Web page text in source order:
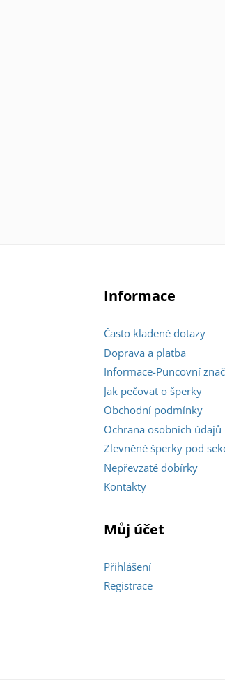
Informace
Často kladené dotazy
Doprava a platba
Informace-Puncovní
Jak pečovat o šperky
Obchodní podmínky
Ochrana osobních údajů
Zlevněné šperky pod
Nepřevzaté dobírky
Kontakty
Můj účet
Přihlášení
Registrace